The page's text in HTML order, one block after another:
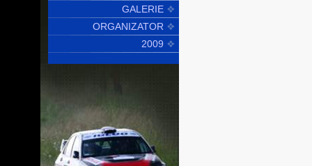
GALERIE
ORGANIZATOR
2009